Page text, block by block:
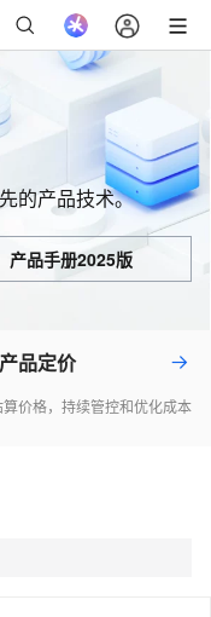
的产品技术。
产品手册2025版
品定价
算价格，持续管控和优化成本